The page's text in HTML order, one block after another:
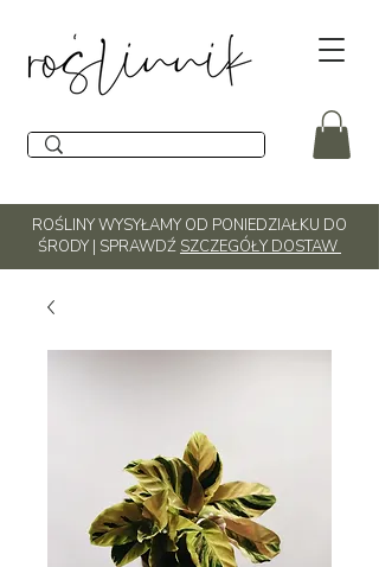
ROŚLINY WYSYŁAMY OD PONIEDZIAŁKU DO
ŚRODY | SPRAWDŹ SZCZEGÓŁY DOSTAW